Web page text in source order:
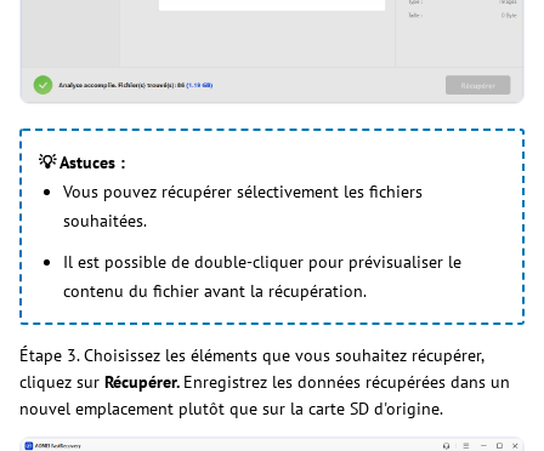
💡 Astuces :
Vous pouvez récupérer sélectivement les fichiers
souhaitées.
Il est possible de double-cliquer pour prévisualiser le
contenu du fichier avant la récupération.
Étape 3. Choisissez les éléments que vous souhaitez récupérer,
cliquez sur Récupérer. Enregistrez les données récupérées dans un
nouvel emplacement plutôt que sur la carte SD d'origine.